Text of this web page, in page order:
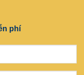
phí